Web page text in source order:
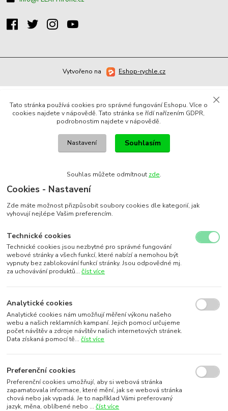
Vytvořeno na Eshop-rychle.cz
Tato stránka používá cookies pro správné fungování Eshopu. Více o
cookies najdete v nápovědě. Tato stránka se řídí nařízením GDPR,
podrobnostim najdete v nápovědě.
Nastavení Souhlasím
Souhlas můžete odmítnout zde.
Cookies - Nastavení
Zde máte možnost přizpůsobit soubory cookies dle kategorií, jak
vyhovují nejlépe Vašim preferencím.
Technické cookies
Technické cookies jsou nezbytné pro správné fungování
webové stránky a všech funkcí, které nabízí a nemohou být
vypnuty bez zablokování funkcí stránky. Jsou odpovědné mj.
za uchovávání produktů...číst více
Analytické cookies
Analytické cookies nám umožňují měření výkonu našeho
webu a našich reklamních kampaní. Jejich pomocí určujeme
počet návštěv a zdroje návštěv našich internetových stránek.
Data získaná pomocí tě...číst více
Preferenční cookies
Preferenční cookies umožňují, aby si webová stránka
zapamatovala informace, které mění, jak se webová stránka
chová nebo jak vypadá. Je to například Vámi preferovaný
jazyk, měna, oblíbené nebo ...číst více